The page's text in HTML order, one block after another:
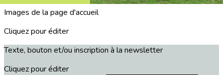
Images de la page d'accueil
Cliquez pour éditer
Texte, bouton et/ou inscription à la newsletter
Cliquez pour éditer